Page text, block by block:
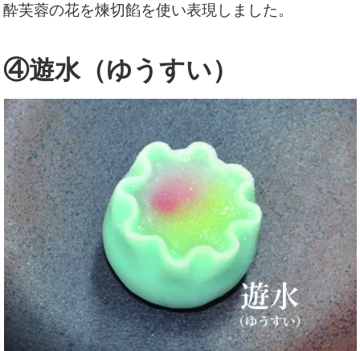
酔芙蓉の花を煉切餡を使い表現しました。
④遊水（ゆうすい）